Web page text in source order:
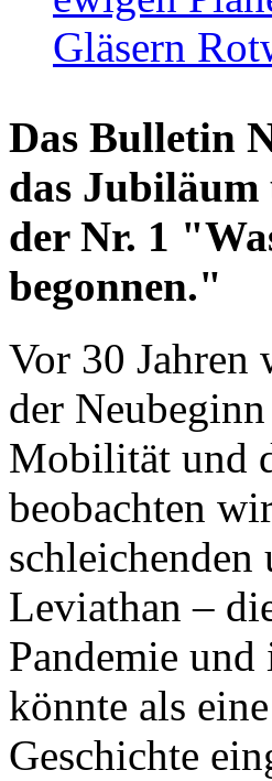
Gläsern
Das Bulletin
das
der Nr. 1
begonnen."
Vor 30 Jahren
der
Mobilität und
beobachten
schleichenden
Leviathan –
Pandemie
könnte als
Geschichte